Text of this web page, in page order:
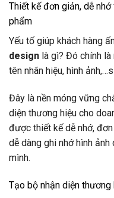
Thiết kế đơn giản, dễ
phẩm
Yếu tố giúp khách hàng
design là gì? Đó chính
tên nhãn hiệu, hình
Đây là nền móng vững
diện thương hiệu cho
được thiết kế dễ nhớ,
dễ dàng ghi nhớ hình
mình.
Tạo bộ nhận diện